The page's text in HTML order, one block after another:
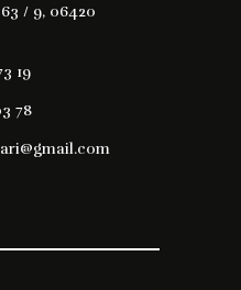
Kitabı İncele
/ 9, 06420
19
78